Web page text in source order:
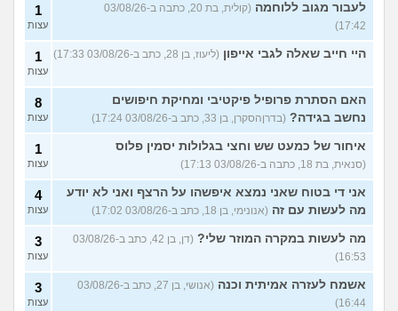
לעבור מגוב ללוחמה
(קולית, בת 20, כתבה ב-03/08/26
17:42)
1
עצות
היי חייב שאלה לגבי אייפון (ליעוז, בן 28, כתב ב-03/08/26 17:33) 1
עצות
האם הסתרת פרופיל פיקטיבי ומחיקת חיפושים
נחשב בגידה? (בדרןהסקרן, בן 33, כתב ב-03/08/26 17:24)
8
עצות
איחור של כמעט שש וחצי בגלולות יסמין פלוס
(סנאית, בת 18, כתבה ב-03/08/26 17:13)
1
עצות
אני די בטוח שאני נמצא איפשהו על הרצף ואני לא יודע
מה לעשות עם זה (אנונימי, בן 18, כתב ב-03/08/26 17:02)
4
עצות
מה לעשות במקרה המוזר שלי?
(דן, בן 42, כתב ב-03/08/26
16:53)
3
עצות
אשמח לעזרה אמיתית וכנה
(אנושי, בן 27, כתב ב-03/08/26
16:44)
3
עצות